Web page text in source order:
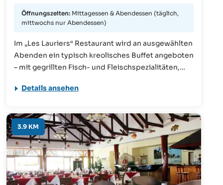
Öffnungszeiten: Mittagessen & Abendessen (täglich,
mittwochs nur Abendessen)
Im „Les Lauriers“ Restaurant wird an ausgewählten
Abenden ein typisch kreolisches Buffet angeboten
– mit gegrillten Fisch- und Fleischspezialitäten,
Currys und hausgemachten Desserts. Da das
empfehlen wir Ihnen, sich direkt im Restaurant
nach den aktuellen Buffetterminen zu erkundigen.
An den übrigen Tagen sowie mittags steht eine
hervorragende Auswahl an à-la-carte-Gerichten
zur Verfügung.
Details ansehen
3.9 KM